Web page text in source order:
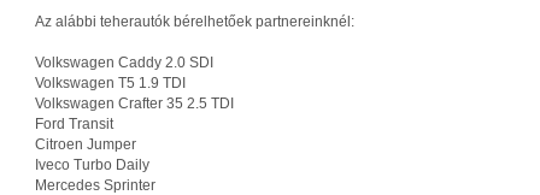
Az alábbi teherautók bérelhetőek partnereinknél:
Volkswagen Caddy 2.0 SDI
Volkswagen T5 1.9 TDI
Volkswagen Crafter 35 2.5 TDI
Ford Transit
Citroen Jumper
Iveco Turbo Daily
Mercedes Sprinter